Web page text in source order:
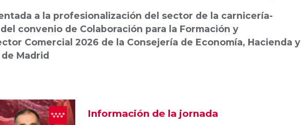
a la profesionalización del sector de la carnicería-
convenio de Colaboración para la Formación y
Comercial 2026 de la Consejería de Economía, Hacienda y
Madrid
Información de la jornada